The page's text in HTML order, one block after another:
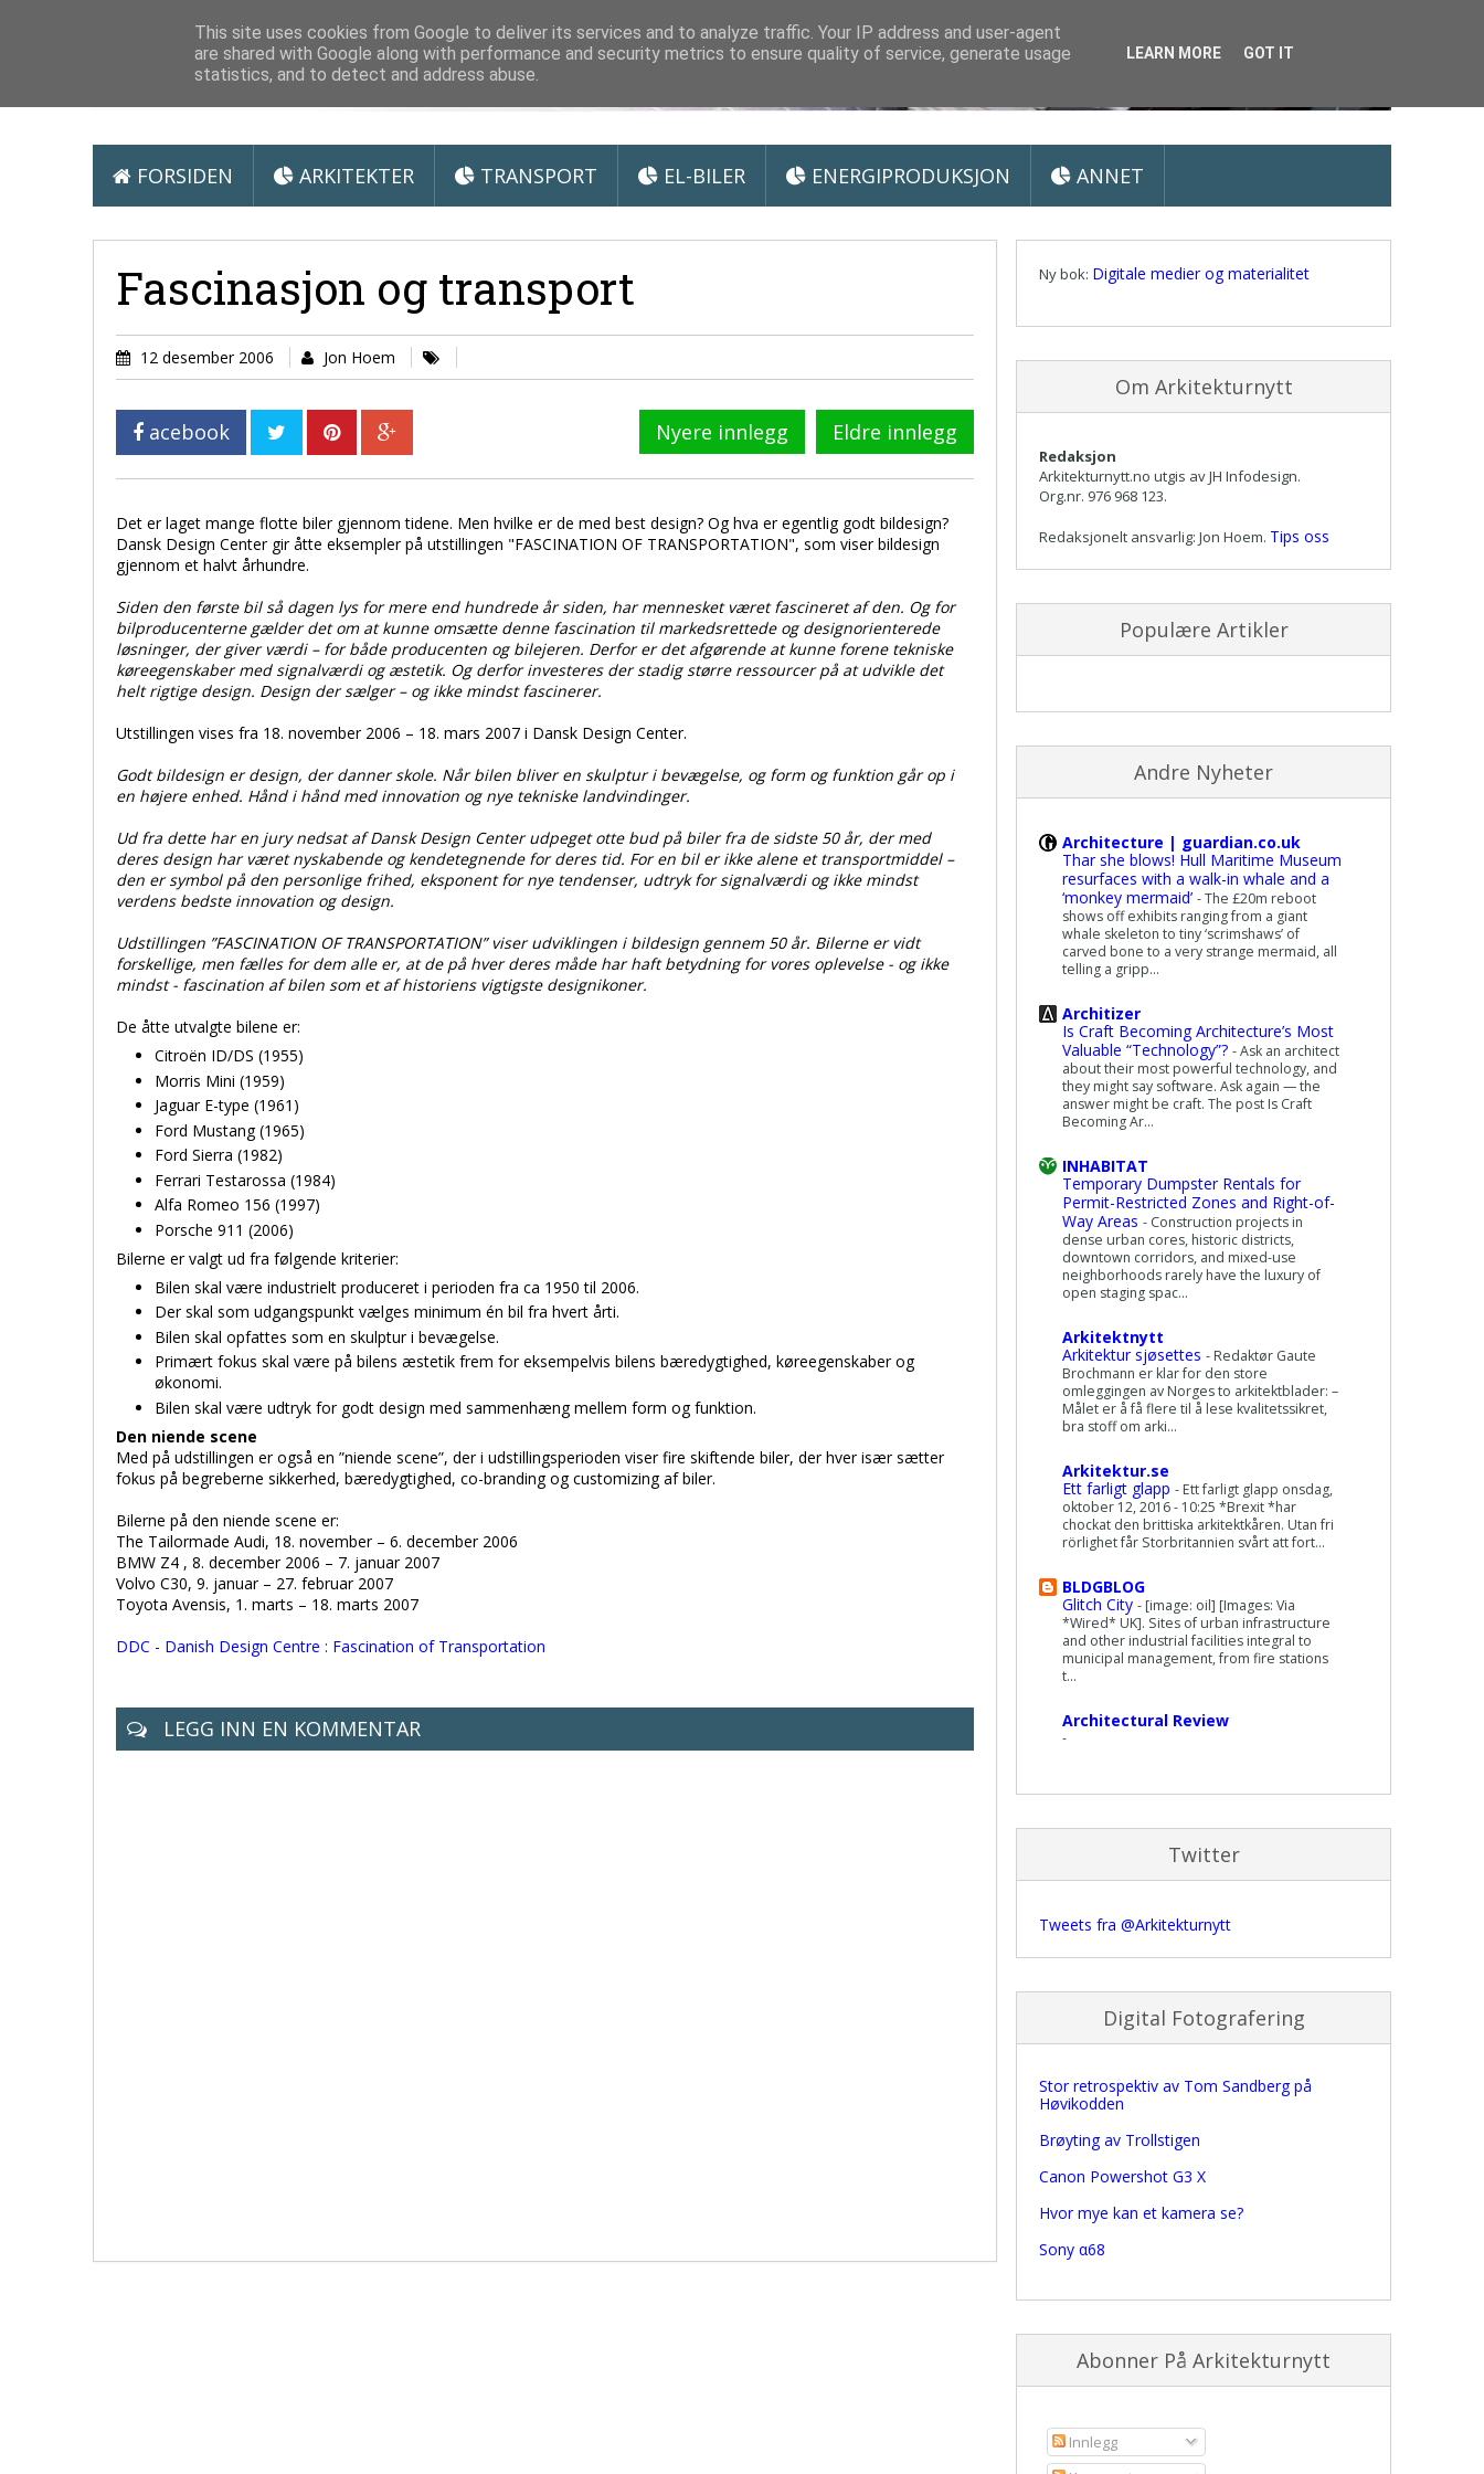
Arkitektur & Miljøteknologi
FORSIDEN ARKITEKTER TRANSPORT EL-BILER ENERGIPRODUKSJON ANNET
Fascinasjon og transport
12 desember 2006 Jon Hoem
acebook Nyere innlegg Eldre innlegg
Det er laget mange flotte biler gjennom tidene. Men hvilke er de med best design? Og hva er egentlig godt bildesign?
Dansk Design Center gir åtte eksempler på utstillingen "FASCINATION OF TRANSPORTATION", som viser bildesign
gjennom et halvt århundre.
Siden den første bil så dagen lys for mere end hundrede år siden, har mennesket været fascineret af den. Og for
bilproducenterne gælder det om at kunne omsætte denne fascination til markedsrettede og designorienterede
løsninger, der giver værdi – for både producenten og bilejeren. Derfor er det afgørende at kunne forene tekniske
køreegenskaber med signalværdi og æstetik. Og derfor investeres der stadig større ressourcer på at udvikle det
helt rigtige design. Design der sælger – og ikke mindst fascinerer.
Utstillingen vises fra 18. november 2006 – 18. mars 2007 i Dansk Design Center.
Godt bildesign er design, der danner skole. Når bilen bliver en skulptur i bevægelse, og form og funktion går op i
en højere enhed. Hånd i hånd med innovation og nye tekniske landvindinger.
Ud fra dette har en jury nedsat af Dansk Design Center udpeget otte bud på biler fra de sidste 50 år, der med
deres design har været nyskabende og kendetegnende for deres tid. For en bil er ikke alene et transportmiddel –
den er symbol på den personlige frihed, eksponent for nye tendenser, udtryk for signalværdi og ikke mindst
verdens bedste innovation og design.
Udstillingen ”FASCINATION OF TRANSPORTATION” viser udviklingen i bildesign gennem 50 år. Bilerne er vidt
forskellige, men fælles for dem alle er, at de på hver deres måde har haft betydning for vores oplevelse - og ikke
mindst - fascination af bilen som et af historiens vigtigste designikoner.
De åtte utvalgte bilene er:
Citroën ID/DS (1955)
Morris Mini (1959)
Jaguar E-type (1961)
Ford Mustang (1965)
Ford Sierra (1982)
Ferrari Testarossa (1984)
Alfa Romeo 156 (1997)
Porsche 911 (2006)
Bilerne er valgt ud fra følgende kriterier:
Bilen skal være industrielt produceret i perioden fra ca 1950 til 2006.
Der skal som udgangspunkt vælges minimum én bil fra hvert årti.
Bilen skal opfattes som en skulptur i bevægelse.
Primært fokus skal være på bilens æstetik frem for eksempelvis bilens bæredygtighed, køreegenskaber og
økonomi.
Bilen skal være udtryk for godt design med sammenhæng mellem form og funktion.
Den niende scene
Med på udstillingen er også en ”niende scene”, der i udstillingsperioden viser fire skiftende biler, der hver især sætter
fokus på begreberne sikkerhed, bæredygtighed, co-branding og customizing af biler.
Bilerne på den niende scene er:
The Tailormade Audi, 18. november – 6. december 2006
BMW Z4 , 8. december 2006 – 7. januar 2007
Volvo C30, 9. januar – 27. februar 2007
Toyota Avensis, 1. marts – 18. marts 2007
DDC - Danish Design Centre : Fascination of Transportation
LEGG INN EN KOMMENTAR
Ny bok: Digitale medier og materialitet
Om Arkitekturnytt
Redaksjon
Arkitekturnytt.no utgis av JH Infodesign.
Org.nr. 976 968 123.
Redaksjonelt ansvarlig: Jon Hoem. Tips oss
Populære Artikler
Andre Nyheter
Architecture | guardian.co.uk
Thar she blows! Hull Maritime Museum
resurfaces with a walk-in whale and a
‘monkey mermaid’ -The £20m reboot
shows off exhibits ranging from a giant
whale skeleton to tiny ‘scrimshaws’ of
carved bone to a very strange mermaid, all
telling a gripp...
Architizer
Is Craft Becoming Architecture’s Most
Valuable “Technology”? -Ask an architect
about their most powerful technology, and
they might say software. Ask again — the
answer might be craft. The post Is Craft
Becoming Ar...
INHABITAT
Temporary Dumpster Rentals for
Permit-Restricted Zones and Right-of-
Way Areas - Construction projects in
dense urban cores, historic districts,
downtown corridors, and mixed-use
neighborhoods rarely have the luxury of
open staging spac...
Arkitektnytt
Arkitektur sjøsettes - Redaktør Gaute
Brochmann er klar for den store
omleggingen av Norges to arkitektblader: –
Målet er å få flere til å lese kvalitetssikret,
bra stoff om arki...
Arkitektur.se
Ett farligt glapp - Ett farligt glapp onsdag,
oktober 12, 2016 - 10:25 *Brexit *har
chockat den brittiska arkitektkåren. Utan fri
rörlighet får Storbritannien svårt att fort...
BLDGBLOG
Glitch City - [image: oil] [Images: Via
*Wired* UK]. Sites of urban infrastructure
and other industrial facilities integral to
municipal management, from fire stations
t...
Architectural Review
-
Twitter
Tweets fra @Arkitekturnytt
Digital Fotografering
Stor retrospektiv av Tom Sandberg på
Høvikodden
Brøyting av Trollstigen
Canon Powershot G3 X
Hvor mye kan et kamera se?
Sony α68
Abonner På Arkitekturnytt
Innlegg
This site uses cookies from Google to deliver its services and to analyze traffic. Your IP address and user-agent
are shared with Google along with performance and security metrics to ensure quality of service, generate usage
statistics, and to detect and address abuse.
LEARN MORE GOT IT